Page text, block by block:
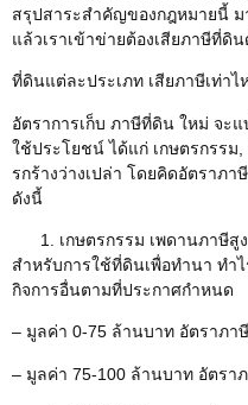
สรุปสาระสำคัญของกฎหมายนี้ ม
แล้วเราเข้าข่ายต้องเสียภาษีที่ดิ
ที่ดินแต่ละประเภท เสียภาษีเท่าไ
อัตราการเก็บ ภาษีที่ดิน ใหม่ จะ
ใช้ประโยชน์ ได้แก่ เกษตรกรร
รกร้างว่างเปล่า โดยคิดอัตราภ
ดังนี้
เกษตรกรรม เพดานภาษีสู
สำหรับการใช้ที่ดินเพื่อทำนา ทำ
กิจการอื่นตามที่ประกาศกำหนด
– มูลค่า 0-75 ล้านบาท อัตราภา
– มูลค่า 75-100 ล้านบาท อัตรา